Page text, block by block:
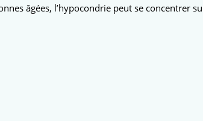
âgées, l’hypocondrie peut se concentrer